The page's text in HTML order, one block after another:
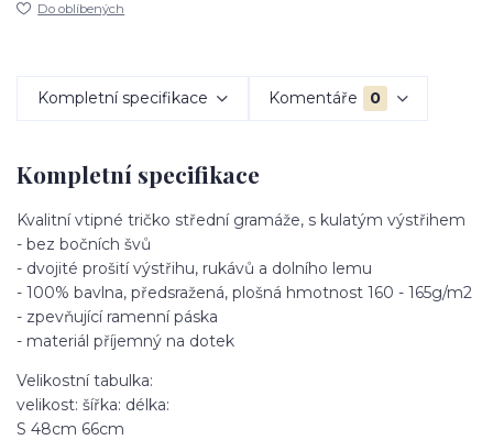
Do oblíbených
Kompletní specifikace Komentáře 0
Kompletní specifikace
Kvalitní vtipné tričko střední gramáže, s kulatým výstřihem
- bez bočních švů
- dvojité prošití výstřihu, rukávů a dolního lemu
- 100% bavlna, předsražená, plošná hmotnost 160 - 165g/m2
- zpevňující ramenní páska
- materiál příjemný na dotek
Velikostní tabulka:
velikost: šířka: délka:
S 48cm 66cm